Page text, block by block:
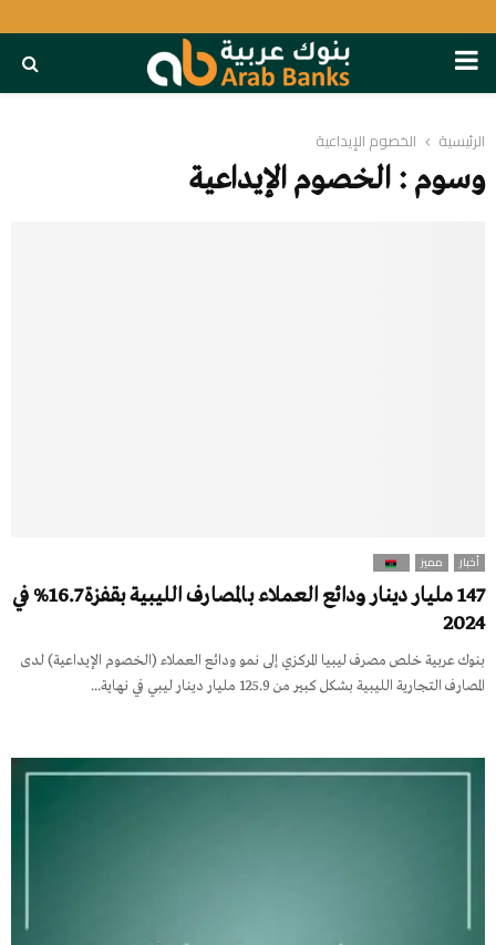
PRIMARY
MENU
الرئيسية الخصوم الإيداعية
وسوم : الخصوم الإيداعية
أخبار مميز
147 مليار دينار ودائع العملاء بالمصارف الليبية بقفزة 16.7% في
2024
بنوك عربية خلص مصرف ليبيا المركزي إلى نمو ودائع العملاء (الخصوم الإيداعية) لدى
المصارف التجارية الليبية بشكل كبير من 125.9 مليار دينار ليبي في نهاية...